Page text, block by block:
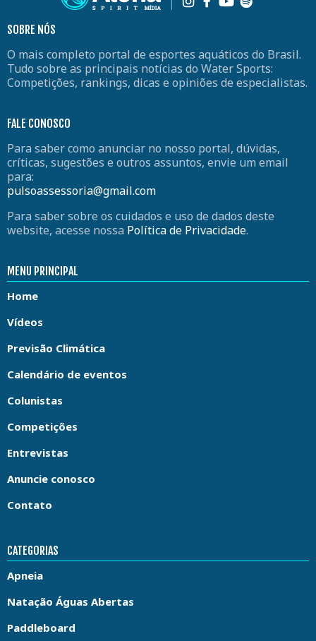
SOBRE NÓS
O mais completo portal de esportes aquáticos do Brasil.
Tudo sobre as principais notícias do Water Sports:
Competições, rankings, dicas e opiniões de especialistas.
FALE CONOSCO
Para saber como anunciar no nosso portal, dúvidas,
críticas, sugestões e outros assuntos, envie um email
para:
pulsoassessoria@gmail.com
Para saber sobre os cuidados e uso de dados deste
website, acesse nossa Política de Privacidade.
MENU PRINCIPAL
Home
Vídeos
Previsão Climática
Calendário de eventos
Colunistas
Competições
Entrevistas
Anuncie conosco
Contato
CATEGORIAS
Apneia
Natação Águas Abertas
Paddleboard